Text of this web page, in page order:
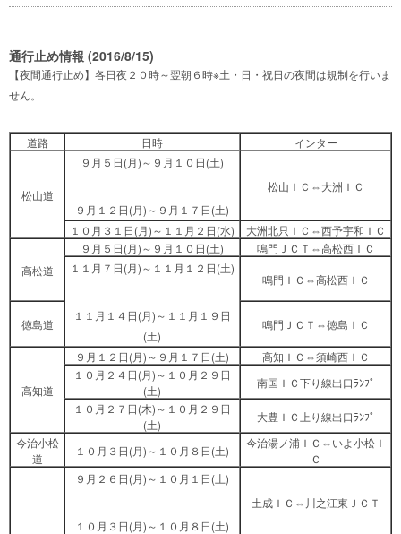
通行止め情報 (2016/8/15)
【夜間通行止め】各日夜２０時～翌朝６時※土・日・祝日の夜間は規制を行いま
せん。
道路 日時 インター
松山道
９月５日(月)～９月１０日(土)
９月１２日(月)～９月１７日(土)
松山ＩＣ⇔大洲ＩＣ
１０月３１日(月)～１１月２日(水) 大洲北只ＩＣ⇔西予宇和ＩＣ
高松道
９月５日(月)～９月１０日(土)
鳴門ＪＣＴ⇔高松西ＩＣ
１１月７日(月)～１１月１２日(土)
１１月１４日(月)～１１月１９日
(土)
鳴門ＩＣ⇔高松西ＩＣ
徳島道 鳴門ＪＣＴ⇔徳島ＩＣ
高知道
９月１２日(月)～９月１７日(土)
高知ＩＣ⇔須崎西ＩＣ
１０月２４日(月)～１０月２９日
(土)
南国ＩＣ下り線出口ﾗﾝﾌﾟ
１０月２７日(木)～１０月２９日
(土)
大豊ＩＣ上り線出口ﾗﾝﾌﾟ
今治小松
道
１０月３日(月)～１０月８日(土)
今治湯ノ浦ＩＣ⇔いよ小松Ｉ
Ｃ
９月２６日(月)～１０月１日(土)
１０月３日(月)～１０月８日(土)
土成ＩＣ⇔川之江東ＪＣＴ